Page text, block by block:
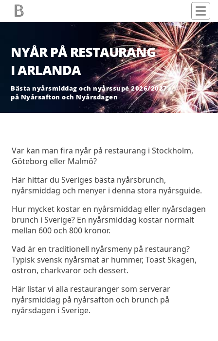
NYÅR PÅ RESTAURANG
I ARLANDA
Bästa nyårsmiddag och nyårssupé 2026/2027
på Nyårsafton och Nyårsdagen
Var kan man fira nyår på restaurang i Stockholm,
Göteborg eller Malmö?
Här hittar du Sveriges bästa nyårsbrunch,
nyårsmiddag och menyer i denna stora nyårsguide.
Hur mycket kostar en nyårsmiddag eller nyårsdagen
brunch i Sverige? En nyårsmiddag kostar normalt
mellan 600 och 800 kronor.
Vad är en traditionell nyårsmeny på restaurang?
Typisk svensk nyårsmat är hummer, Toast Skagen,
ostron, charkvaror och dessert.
Här listar vi alla restauranger som serverar
nyårsmiddag på nyårsafton och brunch på
nyårsdagen i Sverige.